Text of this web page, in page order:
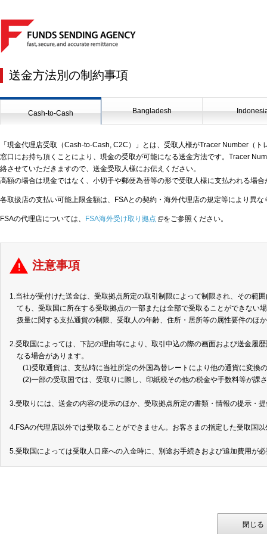
送金方法別の制約事項
Cash-to-Cash Bangladesh
「現金代理店受取（Cash-to-Cash, C2C）」とは、受取人様がTracer Number（
窓口にお持ち頂くことにより、現金の受取が可能になる送金方法です。Tracer
絡させていただきますので、送金受取人様にお伝えください。
高額の場合は現金ではなく、小切手や郵便為替等の形で受取人様に支払われる場合
各取扱店の支払い可能上限金額は、FSAとの契約・海外代理店の規定等により異
FSAの代理店については、 FSA海外受け取り拠点 をご参照ください。
注意事項
1.当社が受付けた送金は、受取拠点所定の取引制限によって制限され、その範
ても、受取国に所在する受取拠点の一部または全部で受取ることができない
扱量に関する支払通貨の制限、受取人の年齢、住所・居所等の属性要件のほ
2.受取国によっては、下記の理由等により、取引申込の際の画面および送金履
なる場合があります。
(1)受取通貨は、支払時に当社所定の外国為替レートにより他の通貨に変換
(2)一部の受取国では、受取りに際し、印紙税その他の税金や手数料等が課
3.受取りには、送金の内容の提示のほか、受取拠点所定の書類・情報の提示・
4.FSAの代理店以外では受取ることができません。お客さまの指定した受取国
5.受取国によっては受取人口座への入金時に、別途お手続きおよび追加費用が
閉じる